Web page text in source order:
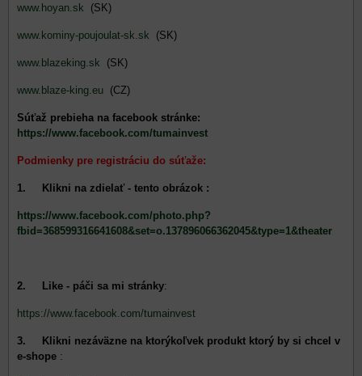
www.hoyan.sk (SK)
www.kominy-poujoulat-sk.sk (SK)
www.blazeking.sk (SK)
www.blaze-king.eu (CZ)
Súťaž prebieha na facebook stránke:
https://www.facebook.com/tumainvest
Podmienky pre registráciu do súťaže:
1. Klikni na zdielať - tento obrázok :
https://www.facebook.com/photo.php?
fbid=368599316641608&set=o.137896066362045&type=1&theater
2. Like - páči sa mi stránky:
https://www.facebook.com/tumainvest
3. Klikni nezáväzne na ktorýkoľvek produkt ktorý by si chcel v
e-shope :